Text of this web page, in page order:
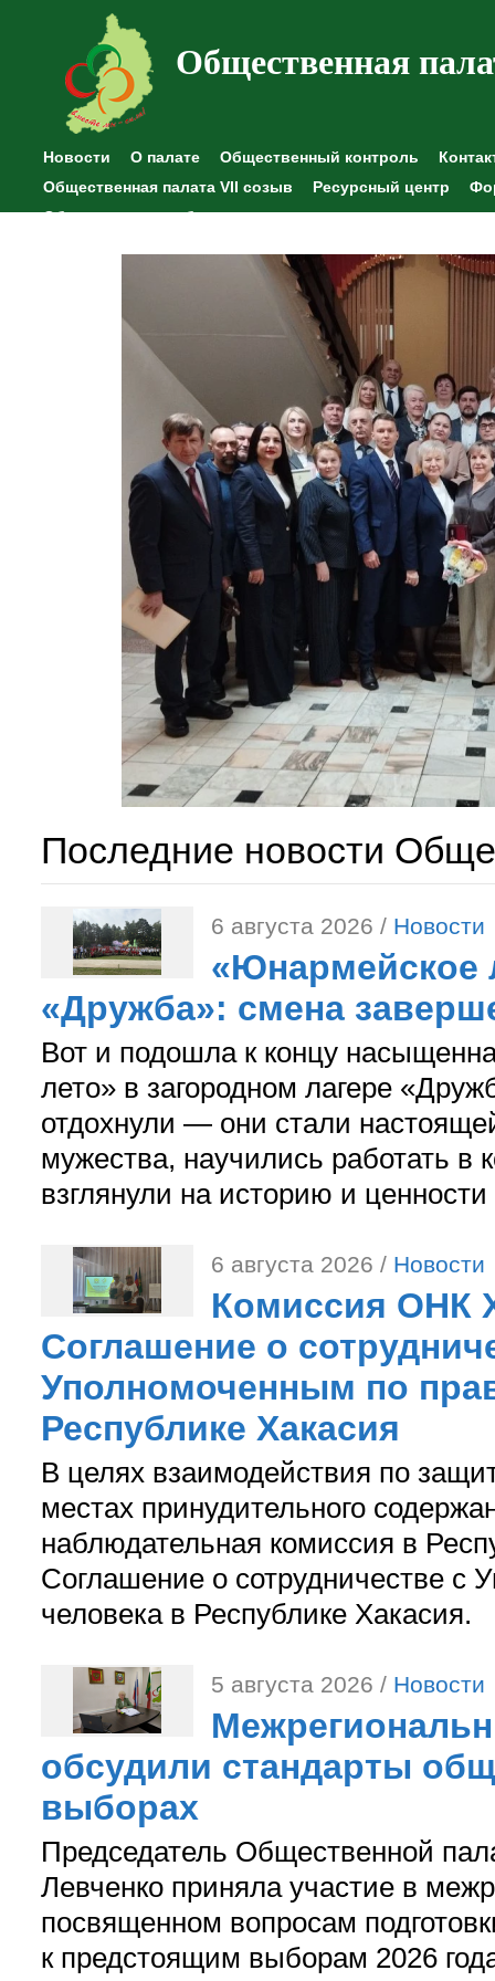
Общественная
Новости О палате Общественный контроль
Общественная палата VII созыв
Ресурсный центр
Общественные наблюдения
Последние новости
6 августа 2026 / Новости
«Юнармейское
«Дружба»: смена
Вот и подошла к концу
лето» в загородном лагере
отдохнули — они стали
мужества, научились работать в
взглянули на историю и
6 августа 2026 / Новости
Комиссия ОНК
Соглашение о
Уполномоченным по
Республике Хакасия
В целях взаимодействия по
местах принудительного
наблюдательная комиссия в
Соглашение о сотрудничестве с
человека в Республике Хакасия.
5 августа 2026 / Новости
обсудили стандарты
выборах
Председатель Общественной
Левченко приняла участие в
посвященном вопросам
к предстоящим выборам 2026